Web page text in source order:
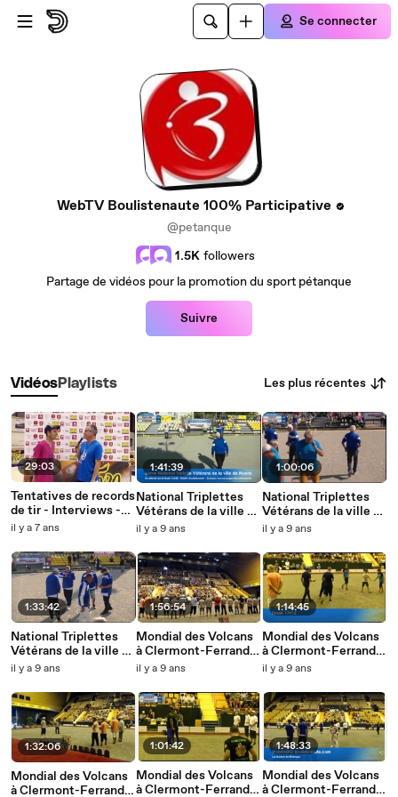
Passer au contenu principal
Se connecter
WebTV Boulistenaute 100% Participative
@petanque
1.5K followers
Partage de vidéos pour la promotion du sport pétanque
Suivre
VidéosPlaylists Les plus récentes
29:03
Tentatives de records
de tir - Interviews -
20 décembre 2019
il y a 7 ans
1:33:42
National Triplettes
Vétérans de la ville de
Nyons 2017 :
vs LIENARD
il y a 9 ans
1:32:06
Mondial des Volcans
à Clermont-Ferrand :
1:41:39
National Triplettes
Vétérans de la ville de
Nyons 2017 - La finale
il y a 9 ans
1:56:54
Mondial des Volcans
à Clermont-Ferrand
2017 : Finale FOYOT
il y a 9 ans
1:01:42
Mondial des Volcans
à Clermont-Ferrand :
1:00:06
National Triplettes
Vétérans de la ville de
Nyons 2017 : Quart
il y a 9 ans
1:14:45
Mondial des Volcans
à Clermont-Ferrand :
Demi-Finale des
il y a 9 ans
1:48:33
Mondial des Volcans
à Clermont-Ferrand